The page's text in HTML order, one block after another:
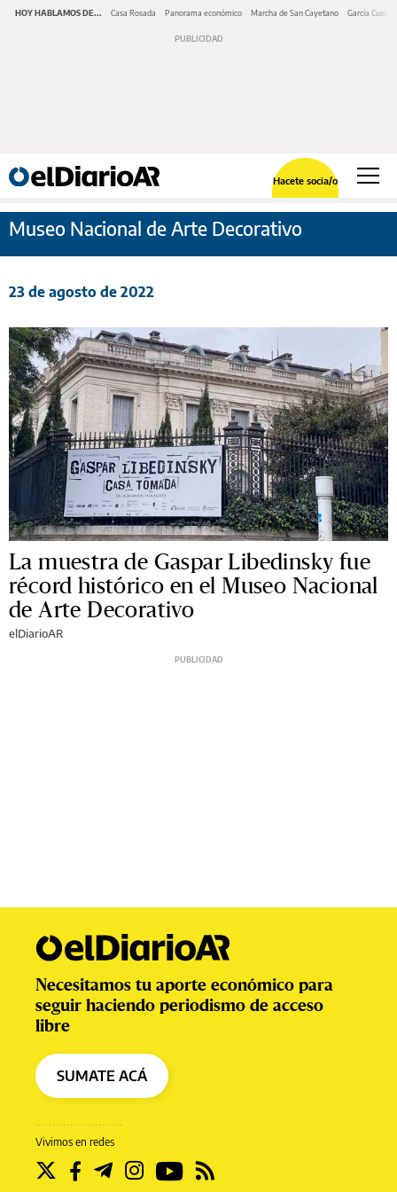
HOY HABLAMOS DE... Casa Rosada Panorama económico Marcha de San Cayetano García Cuerva
Hacete socia/o
Museo Nacional de Arte Decorativo
23 de agosto de 2022
La muestra de Gaspar Libedinsky fue
récord histórico en el Museo Nacional
de Arte Decorativo
elDiarioAR
Vivimos en redes
Necesitamos tu aporte económico para
seguir haciendo periodismo de acceso
libre
SUMATE ACÁ